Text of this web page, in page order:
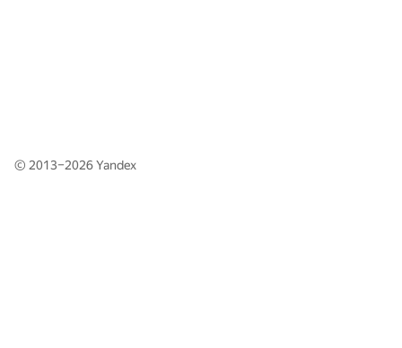
© 2013–2026Yandex